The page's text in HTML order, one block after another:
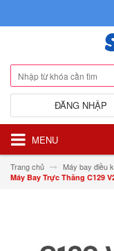
ĐĂNG NHẬP
MENU
Trang chủ Máy bay điều
Máy Bay Trực Thăng C129